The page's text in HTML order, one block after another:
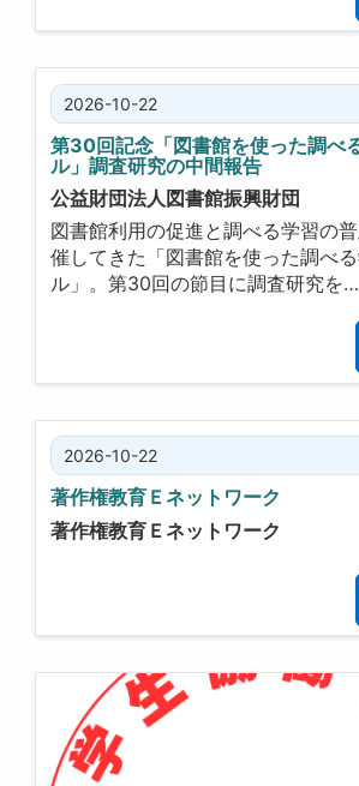
2026-10-22
第30回記念「図書館を使った調べ
ル」調査研究の中間報告
公益財団法人図書館振興財団
図書館利用の促進と調べる学習の
催してきた「図書館を使った調べ
ル」。第30回の節目に調査研究を…
2026-10-22
著作権教育Ｅネットワーク
著作権教育Ｅネットワーク